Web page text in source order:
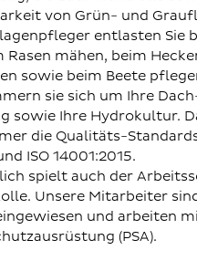
von Grün- und
entlasten Sie
Rasen mähen, beim
sowie beim Beete
sie sich um Ihre
sowie Ihre Hydrokultur.
die Qualitäts-
ISO 14001:2015.
spielt auch der
Unsere Mitarbeiter
und arbeiten
(PSA).